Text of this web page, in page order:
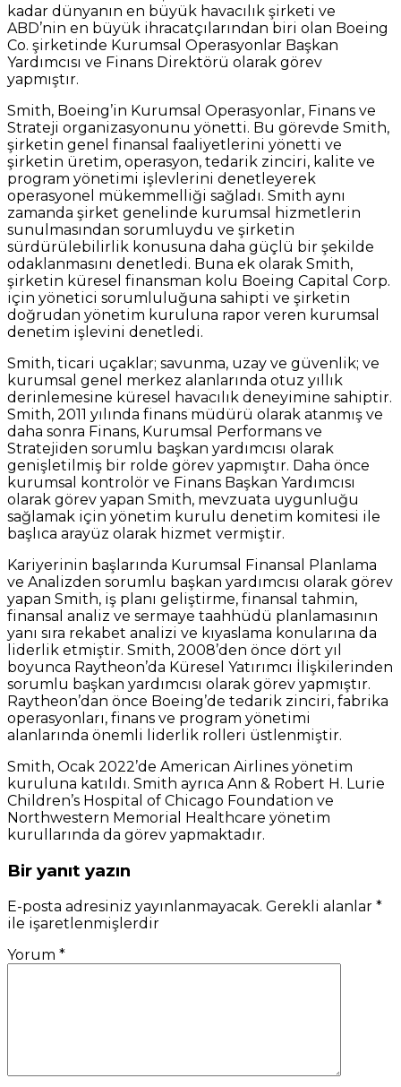
kadar dünyanın en büyük havacılık şirketi ve
ABD’nin en büyük ihracatçılarından biri olan Boeing
Co. şirketinde Kurumsal Operasyonlar Başkan
Yardımcısı ve Finans Direktörü olarak görev
yapmıştır.
Smith, Boeing’in Kurumsal Operasyonlar, Finans ve
Strateji organizasyonunu yönetti. Bu görevde Smith,
şirketin genel finansal faaliyetlerini yönetti ve
şirketin üretim, operasyon, tedarik zinciri, kalite ve
program yönetimi işlevlerini denetleyerek
operasyonel mükemmelliği sağladı. Smith aynı
zamanda şirket genelinde kurumsal hizmetlerin
sunulmasından sorumluydu ve şirketin
sürdürülebilirlik konusuna daha güçlü bir şekilde
odaklanmasını denetledi. Buna ek olarak Smith,
şirketin küresel finansman kolu Boeing Capital Corp.
için yönetici sorumluluğuna sahipti ve şirketin
doğrudan yönetim kuruluna rapor veren kurumsal
denetim işlevini denetledi.
Smith, ticari uçaklar; savunma, uzay ve güvenlik; ve
kurumsal genel merkez alanlarında otuz yıllık
derinlemesine küresel havacılık deneyimine sahiptir.
Smith, 2011 yılında finans müdürü olarak atanmış ve
daha sonra Finans, Kurumsal Performans ve
Stratejiden sorumlu başkan yardımcısı olarak
genişletilmiş bir rolde görev yapmıştır. Daha önce
kurumsal kontrolör ve Finans Başkan Yardımcısı
olarak görev yapan Smith, mevzuata uygunluğu
sağlamak için yönetim kurulu denetim komitesi ile
başlıca arayüz olarak hizmet vermiştir.
Kariyerinin başlarında Kurumsal Finansal Planlama
ve Analizden sorumlu başkan yardımcısı olarak görev
yapan Smith, iş planı geliştirme, finansal tahmin,
finansal analiz ve sermaye taahhüdü planlamasının
yanı sıra rekabet analizi ve kıyaslama konularına da
liderlik etmiştir. Smith, 2008’den önce dört yıl
boyunca Raytheon’da Küresel Yatırımcı İlişkilerinden
sorumlu başkan yardımcısı olarak görev yapmıştır.
Raytheon’dan önce Boeing’de tedarik zinciri, fabrika
operasyonları, finans ve program yönetimi
alanlarında önemli liderlik rolleri üstlenmiştir.
Smith, Ocak 2022’de American Airlines yönetim
kuruluna katıldı. Smith ayrıca Ann & Robert H. Lurie
Children’s Hospital of Chicago Foundation ve
Northwestern Memorial Healthcare yönetim
kurullarında da görev yapmaktadır.
Bir yanıt yazın
E-posta adresiniz yayınlanmayacak. Gerekli alanlar *
ile işaretlenmişlerdir
Yorum *